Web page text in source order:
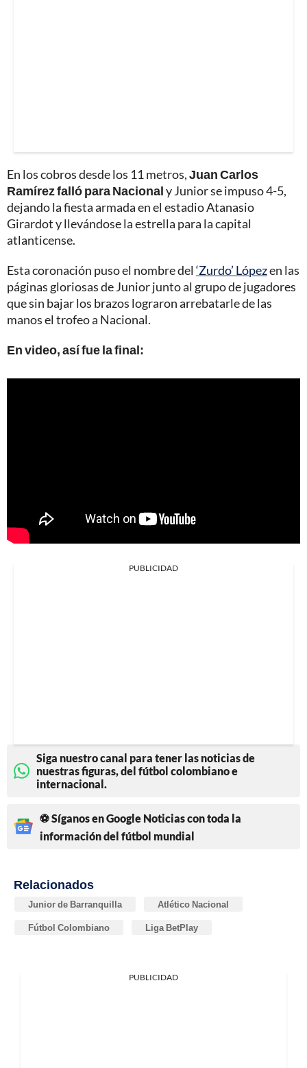
En los cobros desde los 11 metros,Juan Carlos
Ramírez falló para Nacionaly Junior se impuso 4-5,
dejando la fiesta armada en el estadio Atanasio
Girardot y llevándose la estrella para la capital
atlanticense.
Esta coronación puso el nombre del ‘Zurdo’ Lópezen las
páginas gloriosas de Junior junto al grupo de jugadores
que sin bajar los brazos lograron arrebatarle de las
manos el trofeo a Nacional.
En video, así fue la final:
PUBLICIDAD
Siga nuestro canal para tener las noticias de
nuestras figuras, del fútbol colombiano e
internacional.
⚽ Síganos en Google Noticias con toda la
información del fútbol mundial
Relacionados
Junior de Barranquilla Atlético Nacional
Fútbol Colombiano Liga BetPlay
PUBLICIDAD